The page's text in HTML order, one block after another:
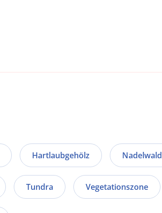
Hartlaubgehölz Nadelwald
Tundra Vegetationszone